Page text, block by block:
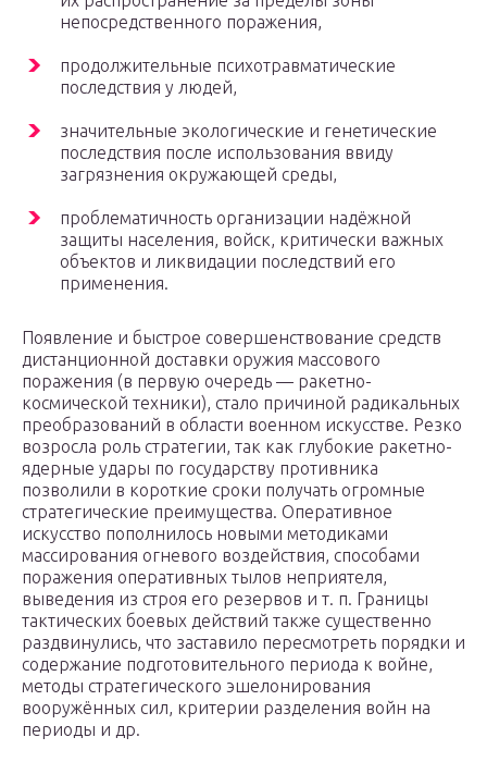
непосредственного поражения,
продолжительные психотравматические
последствия у людей,
значительные экологические и генетические
последствия после использования ввиду
загрязнения окружающей среды,
проблематичность организации надёжной
защиты населения, войск, критически важных
объектов и ликвидации последствий его
применения.
Появление и быстрое совершенствование средств
дистанционной доставки оружия массового
поражения (в первую очередь — ракетно-
космической техники), стало причиной радикальных
преобразований в области военном искусстве. Резко
возросла роль стратегии, так как глубокие ракетно-
ядерные удары по государству противника
позволили в короткие сроки получать огромные
стратегические преимущества. Оперативное
искусство пополнилось новыми методиками
массирования огневого воздействия, способами
поражения оперативных тылов неприятеля,
выведения из строя его резервов и т. п. Границы
тактических боевых действий также существенно
раздвинулись, что заставило пересмотреть порядки и
содержание подготовительного периода к войне,
методы стратегического эшелонирования
вооружённых сил, критерии разделения войн на
периоды и др.